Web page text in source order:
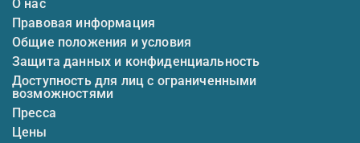
О нас
Правовая информация
Общие положения и условия
Защита данных и конфиденциальность
Доступность для лиц с ограниченными
возможностями
Пресса
Цены